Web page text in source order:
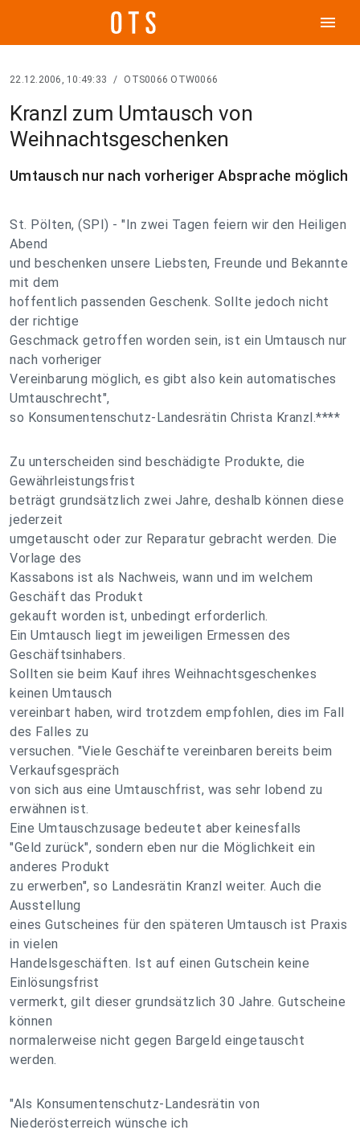
menu
22.12.2006, 10:49:33 / OTS0066 OTW0066
Kranzl zum Umtausch von
Weihnachtsgeschenken
Umtausch nur nach vorheriger Absprache möglich
St. Pölten, (SPI) - "In zwei Tagen feiern wir den Heiligen
Abend
und beschenken unsere Liebsten, Freunde und Bekannte
mit dem
hoffentlich passenden Geschenk. Sollte jedoch nicht
der richtige
Geschmack getroffen worden sein, ist ein Umtausch nur
nach vorheriger
Vereinbarung möglich, es gibt also kein automatisches
Umtauschrecht",
so Konsumentenschutz-Landesrätin Christa Kranzl.****
Zu unterscheiden sind beschädigte Produkte, die
Gewährleistungsfrist
beträgt grundsätzlich zwei Jahre, deshalb können diese
jederzeit
umgetauscht oder zur Reparatur gebracht werden. Die
Vorlage des
Kassabons ist als Nachweis, wann und im welchem
Geschäft das Produkt
gekauft worden ist, unbedingt erforderlich.
Ein Umtausch liegt im jeweiligen Ermessen des
Geschäftsinhabers.
Sollten sie beim Kauf ihres Weihnachtsgeschenkes
keinen Umtausch
vereinbart haben, wird trotzdem empfohlen, dies im Fall
des Falles zu
versuchen. "Viele Geschäfte vereinbaren bereits beim
Verkaufsgespräch
von sich aus eine Umtauschfrist, was sehr lobend zu
erwähnen ist.
Eine Umtauschzusage bedeutet aber keinesfalls
"Geld zurück", sondern eben nur die Möglichkeit ein
anderes Produkt
zu erwerben", so Landesrätin Kranzl weiter. Auch die
Ausstellung
eines Gutscheines für den späteren Umtausch ist Praxis
in vielen
Handelsgeschäften. Ist auf einen Gutschein keine
Einlösungsfrist
vermerkt, gilt dieser grundsätzlich 30 Jahre. Gutscheine
können
normalerweise nicht gegen Bargeld eingetauscht
werden.
"Als Konsumentenschutz-Landesrätin von
Niederösterreich wünsche ich